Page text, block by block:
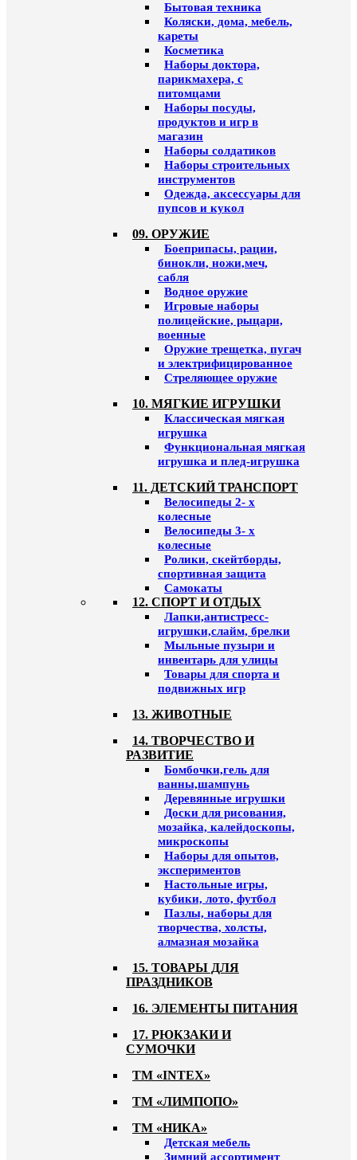
Бытовая техника
Коляски, дома, мебель,
кареты
Косметика
Наборы доктора,
парикмахера, с
питомцами
Наборы посуды,
продуктов и игр в
магазин
Наборы солдатиков
Наборы строительных
инструментов
Одежда, аксессуары для
пупсов и кукол
09. ОРУЖИЕ
Боеприпасы, рации,
бинокли, ножи,меч,
сабля
Водное оружие
Игровые наборы
полицейские, рыцари,
военные
Оружие трещетка, пугач
и электрифицированное
Стреляющее оружие
10. МЯГКИЕ ИГРУШКИ
Классическая мягкая
игрушка
Функциональная мягкая
игрушка и плед-игрушка
11. ДЕТСКИЙ ТРАНСПОРТ
Велосипеды 2- х
колесные
Велосипеды 3- х
колесные
Ролики, скейтборды,
спортивная защита
Самокаты
12. СПОРТ И ОТДЫХ
Лапки,антистресс-
игрушки,слайм, брелки
Мыльные пузыри и
инвентарь для улицы
Товары для спорта и
подвижных игр
13. ЖИВОТНЫЕ
14. ТВОРЧЕСТВО И
РАЗВИТИЕ
Бомбочки,гель для
ванны,шампунь
Деревянные игрушки
Доски для рисования,
мозайка, калейдоскопы,
микроскопы
Наборы для опытов,
экспериментов
Настольные игры,
кубики, лото, футбол
Пазлы, наборы для
творчества, холсты,
алмазная мозайка
15. ТОВАРЫ ДЛЯ
ПРАЗДНИКОВ
16. ЭЛЕМЕНТЫ ПИТАНИЯ
17. РЮКЗАКИ И
СУМОЧКИ
ТМ «INTEX»
ТМ «ЛИМПОПО»
ТМ «НИКА»
Детская мебель
Зимний ассортимент